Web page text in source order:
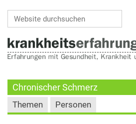
Chronischer Schmerz
Themen Personen